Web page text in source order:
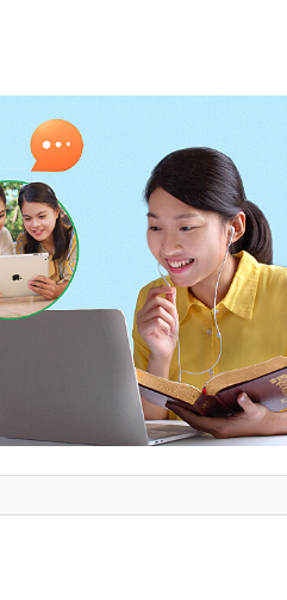
徘徊，不知该怎么办，愿你
，何人能把路横？切记！
力量，使我胆怯的心一下子变
该受任何人事物的辖制，得
神都不敢承认，我还算什么
领的搅扰就是一场属灵的争
会彻底失去蒙拯救进天国的
神，离开神比被家人和教会
书拿了回来。
，越唱心情越舒畅，又恢复
到院子里一阵嘈杂声，我拉